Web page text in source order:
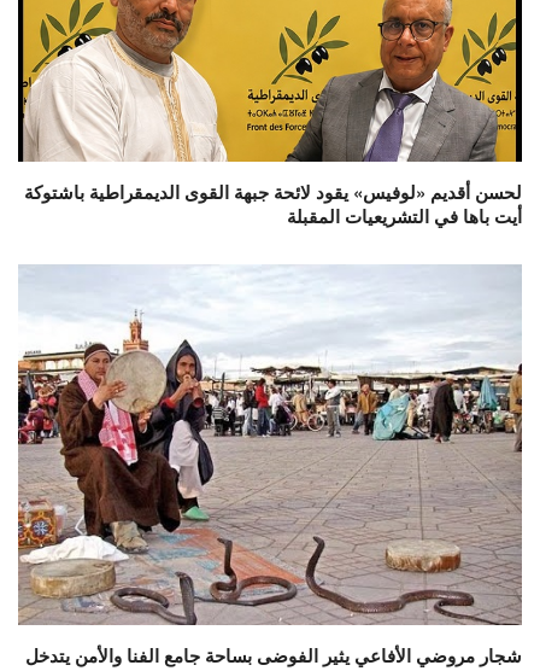
لحسن أقديم «لوفيس» يقود لائحة جبهة القوى الديمقراطية باشتوكة
أيت باها في التشريعيات المقبلة
شجار مروضي الأفاعي يثير الفوضى بساحة جامع الفنا والأمن يتدخل